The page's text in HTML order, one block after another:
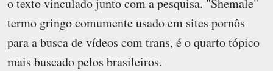
o texto vinculado junto com a pesquisa. "Shemale"
termo gringo comumente usado em sites pornôs
para a busca de vídeos com trans, é o quarto tópico
mais buscado pelos brasileiros.